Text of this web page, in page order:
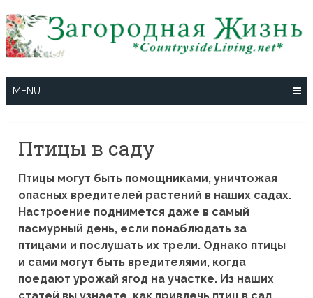
to
content
MENU
Птицы в саду
Птицы могут быть помощниками, уничтожая
опасных вредителей растений в наших садах.
Настроение поднимется даже в самый
пасмурный день, если понаблюдать за
птицами и послушать их трели. Однако птицы
и сами могут быть вредителями, когда
поедают урожай ягод на участке. Из наших